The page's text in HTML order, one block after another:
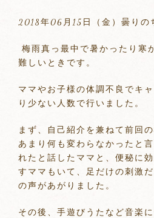
新
時
2018年06月15日（金）曇りの
梅雨真っ最中で暑かったり寒
難しいときです。
ママやお子様の体調不良でキ
り少ない人数で行いました。
まず、自己紹介を兼ねて前回
あまり何も変わらなかったと
れたと話したママと、便秘に
すママもいて、足だけの刺激
の声があがりました。
その後、手遊びうたなど音楽